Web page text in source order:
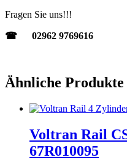
Fragen Sie uns!!!
☎ 02962 9769616
Ähnliche Produkte
Voltran Rail
67R010095